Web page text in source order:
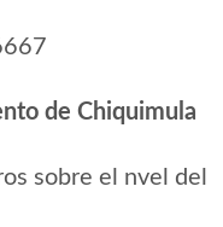
de Chiquimula
sobre el nvel del